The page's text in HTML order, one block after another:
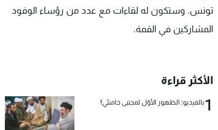
تونس. وستكون له لقاءات مع عدد من رؤساء الوفود
المشاركين في القمة.
الأكثر قراءة
1بالفيديو: الظهور الأوّل لمجتبى خامنئي!